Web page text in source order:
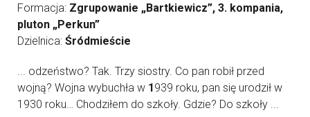
Formacja: Zgrupowanie „Bartkiewicz”, 3. kompania,
pluton „Perkun”
Dzielnica: Śródmieście
... odzeństwo? Tak. Trzy siostry. Co pan robił przed
wojną? Wojna wybuchła w 1939 roku, pan się urodził w
1930 roku… Chodziłem do szkoły. Gdzie? Do szkoły ...